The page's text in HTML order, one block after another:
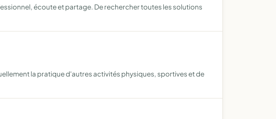
écoute et partage. De rechercher toutes les solutions
la pratique d'autres activités physiques, sportives et de